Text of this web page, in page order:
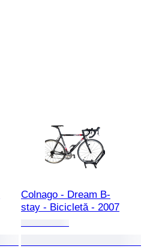
Colnago - Dream B-
stay - Bicicletă - 2007